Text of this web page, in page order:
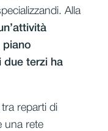
Alla
piano
due terzi ha
reparti di
una rete